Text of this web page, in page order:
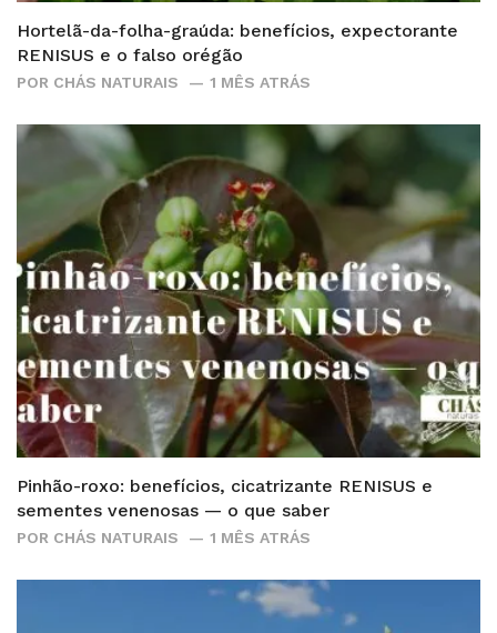
Hortelã-da-folha-graúda: benefícios, expectorante
RENISUS e o falso orégão
POR CHÁS NATURAIS 1 MÊS ATRÁS
Pinhão-roxo: benefícios, cicatrizante RENISUS e
sementes venenosas — o que saber
POR CHÁS NATURAIS 1 MÊS ATRÁS